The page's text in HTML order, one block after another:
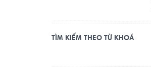
TÌM KIẾM THEO TỪ KHOÁ